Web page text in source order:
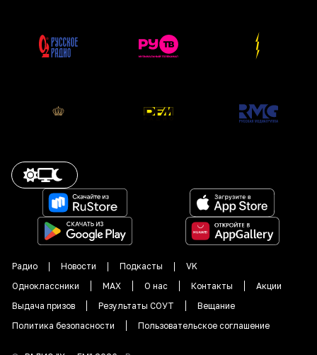
Радио Новости Подкасты
VK
Одноклассники
MAX О нас Контакты
Акции
Выдача призов
Результаты СОУТ
Вещание
Политика безопасности
Пользовательское соглашение